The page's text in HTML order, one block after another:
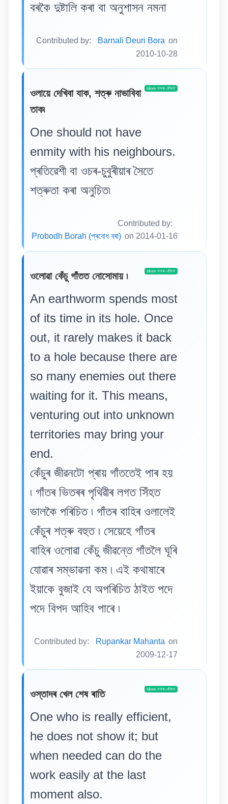
বৰকৈ দুষ্টালি কৰা বা অনুশাসন নমনা
Contributed by: Barnali Deuri Bora on
2010-10-28
Idiom ফকৰা-যোঁজনা
ওলায়ে দেখিবা যাক, শত্ৰু নাভাবিবা
তাক৷
One should not have
enmity with his neighbours.
প্ৰতিৱেশী বা ওচৰ-চুবুৰীয়াৰ সৈতে
শত্ৰুতা কৰা অনুচিত৷
Contributed by:
Probodh Borah (প্ৰবোধ বৰা) on 2014-01-16
Idiom ফকৰা-যোঁজনা
ওলোৱা কেঁচু গাঁতত নোসোমায় ৷
An earthworm spends most
of its time in its hole. Once
out, it rarely makes it back
to a hole because there are
so many enemies out there
waiting for it. This means,
venturing out into unknown
territories may bring your
end.
কেঁচুৰ জীৱনটো প্ৰায় গাঁততেই পাৰ হয়
৷ গাঁতৰ ভিতৰৰ পৃথিৱীৰ লগত সিঁহত
ভালকৈ পৰিচিত ৷ গাঁতৰ বাহিৰ ওলালেই
কেঁচুৰ শত্ৰু বহুত ৷ সেয়েহে গাঁতৰ
বাহিৰ ওলোৱা কেঁচু জীৱন্তে গাঁতলৈ ঘূৰি
যোৱাৰ সম্ভাৱনা কম ৷ এই কথাষাৰে
ইয়াকে বুজাই যে অপৰিচিত ঠাইত পদে
পদে বিপদ আহিব পাৰে ৷
Contributed by: Rupankar Mahanta on
2009-12-17
Idiom ফকৰা-যোঁজনা
ওস্তাদৰ খেল শেষ ৰাতি
One who is really efficient,
he does not show it; but
when needed can do the
work easily at the last
moment also.